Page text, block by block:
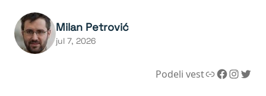
Milan Petrović
jul 7, 2026
Podeli vestLink Facebook InstagramTwitter